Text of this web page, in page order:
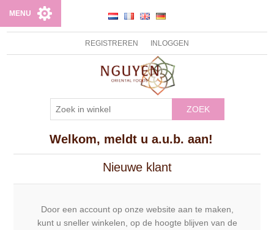
REGISTREREN INLOGGEN
ZOEK
MENU
Welkom, meldt u a.u.b. aan!
Nieuwe klant
Door een account op onze website aan te maken,
kunt u sneller winkelen, op de hoogte blijven van de